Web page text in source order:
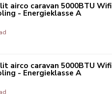
airco caravan 5000BTU Wifi
- Energieklasse A
airco caravan 5000BTU Wifi
- Energieklasse A